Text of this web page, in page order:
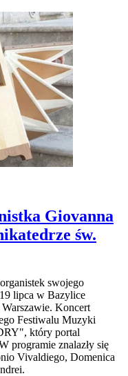
Giovanna
św.
swojego
lipca w Bazylice
Koncert
Festiwalu Muzyki
który portal
programie znalazły się
Vivaldiego, Domenica